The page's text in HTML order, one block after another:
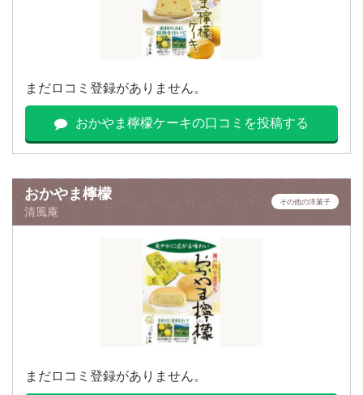
まだロコミ登録がありません。
おかやま檸檬ケーキの口コミを投稿する
おかやま檸檬
清風庵
その他の洋菓子
まだロコミ登録がありません。